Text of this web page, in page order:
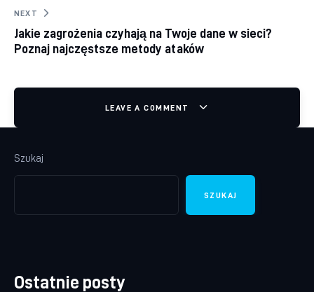
NEXT
Jakie zagrożenia czyhają na Twoje dane w sieci?
Poznaj najczęstsze metody ataków
LEAVE A COMMENT
Szukaj
SZUKAJ
Ostatnie posty